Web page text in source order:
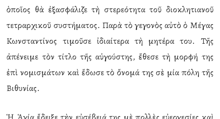
ὁποῖος θὰ ἐξασφάλιζε τὴ στερεότητα τοῦ διοκλητιανοῦ
τετραρχικοῦ συστήματος. Παρὰ τὸ γεγονὸς αὐτὸ ὁ Μέγας
Κωνσταντίνος τιμοῦσε ἰδιαίτερα τὴ μητέρα του. Τῆς
ἀπένειμε τὸν τίτλο τῆς αὐγούστης, ἔθεσε τὴ μορφή της
ἐπὶ νομισμάτων καὶ ἔδωσε τὸ ὄνομά της σὲ μία πόλη τῆς
Βιθυνίας.